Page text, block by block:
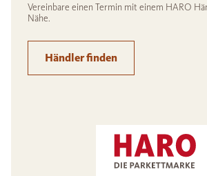
Vereinbare einen Termin mit einem HARO
Nähe.
Händler finden